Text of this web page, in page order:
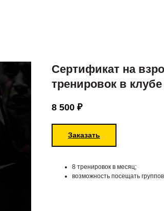
Сертификат на
тренировок в
8 500 ₽
Заказать
8 тренировок в месяц;
возможность посещать